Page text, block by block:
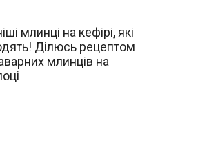
млинці на кефірі, які
Ділюсь рецептом
млинців на